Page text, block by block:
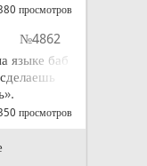
просмотров
№4862
языке баб
просмотров